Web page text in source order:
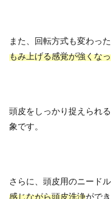
また、回転方式も変わった
もみ上げる感覚が強くな
頭皮をしっかり捉えられる
象です。
さらに、頭皮用のニード
感じながら頭皮洗浄ができ